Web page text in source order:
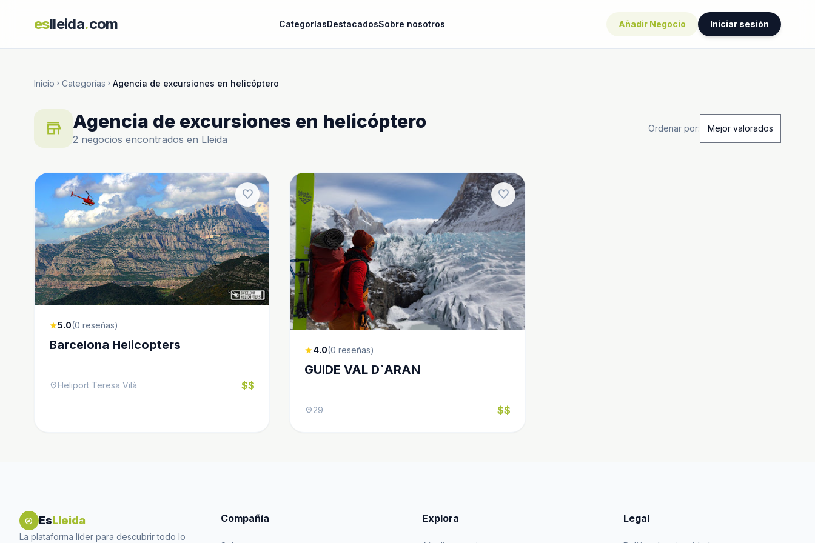
eslleida.com CategoríasDestacadosSobre nosotros Añadir Negocio Iniciar sesión
Inicio chevron_right Categorías chevron_right Agencia de excursiones en helicóptero
store Agencia de excursiones en helicóptero
2 negocios encontrados en Lleida
Ordenar por:
favorite
star5.0(0 reseñas)
Barcelona Helicopters
location_onHeliport Teresa Vilà $$
favorite
star4.0(0 reseñas)
GUIDE VAL D`ARAN
location_on29 $$
explore EsLleida
La plataforma líder para descubrir todo lo
Compañía Explora Legal